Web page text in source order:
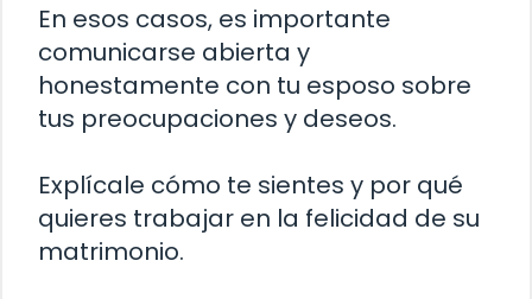
En esos casos, es importante
comunicarse abierta y
honestamente con tu esposo sobre
tus preocupaciones y deseos.
Explícale cómo te sientes y por qué
quieres trabajar en la felicidad de su
matrimonio.